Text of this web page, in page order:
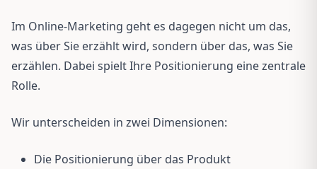
Im Online-Marketing geht es dagegen nicht um das,
was über Sie erzählt wird, sondern über das, was Sie
erzählen. Dabei spielt Ihre Positionierung eine zentrale
Rolle.
Wir unterscheiden in zwei Dimensionen:
Die Positionierung über das Produkt